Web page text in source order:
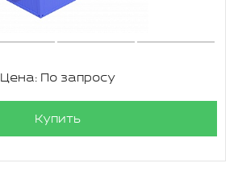
Цена: По запросу
Купить